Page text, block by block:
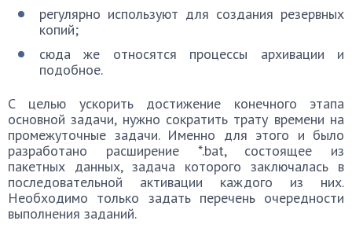
регулярно используют для создания резервных
копий;
сюда же относятся процессы архивации и
подобное.
С целью ускорить достижение конечного этапа
основной задачи, нужно сократить трату времени на
промежуточные задачи. Именно для этого и было
разработано расширение *.bat, состоящее из
пакетных данных, задача которого заключалась в
последовательной активации каждого из них.
Необходимо только задать перечень очередности
выполнения заданий.